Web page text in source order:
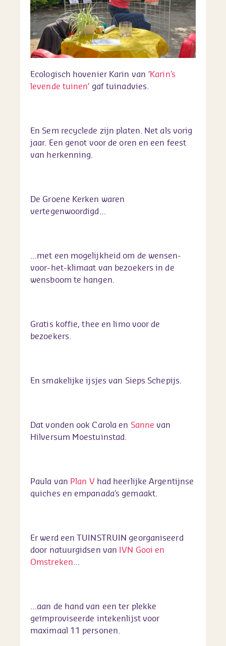
Ecologisch hovenier Karin van ‘Karin’s
levende tuinen‘ gaf tuinadvies.
En Sem recyclede zijn platen. Net als vorig
jaar. Een genot voor de oren en een feest
van herkenning.
De Groene Kerken waren
vertegenwoordigd…
…met een mogelijkheid om de wensen-
voor-het-klimaat van bezoekers in de
wensboom te hangen.
Gratis koffie, thee en limo voor de
bezoekers.
En smakelijke ijsjes van Sieps Schepijs.
Dat vonden ook Carola en Sanne van
Hilversum Moestuinstad.
Paula van Plan V had heerlijke Argentijnse
quiches en empanada’s gemaakt.
Er werd een TUINSTRUIN georganiseerd
door natuurgidsen van IVN Gooi en
Omstreken…
…aan de hand van een ter plekke
geïmproviseerde intekenlijst voor
maximaal 11 personen.